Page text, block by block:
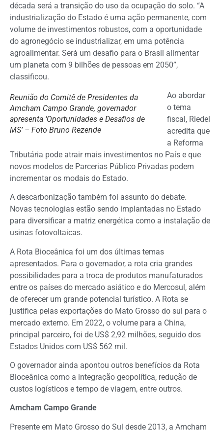
década será a transição do uso da ocupação do solo. “A
industrialização do Estado é uma ação permanente, com
volume de investimentos robustos, com a oportunidade
do agronegócio se industrializar, em uma potência
agroalimentar. Será um desafio para o Brasil alimentar
um planeta com 9 bilhões de pessoas em 2050”,
classificou.
Reunião do Comitê de Presidentes da
Amcham Campo Grande, governador
apresenta ‘Oportunidades e Desafios de
MS’ – Foto Bruno Rezende
Ao abordar
o tema
fiscal, Riedel
acredita que
a Reforma
Tributária pode atrair mais investimentos no País e que
novos modelos de Parcerias Público Privadas podem
incrementar os modais do Estado.
A descarbonização também foi assunto do debate.
Novas tecnologias estão sendo implantadas no Estado
para diversificar a matriz energética como a instalação de
usinas fotovoltaicas.
A Rota Bioceânica foi um dos últimas temas
apresentados. Para o governador, a rota cria grandes
possibilidades para a troca de produtos manufaturados
entre os países do mercado asiático e do Mercosul, além
de oferecer um grande potencial turístico. A Rota se
justifica pelas exportações do Mato Grosso do sul para o
mercado externo. Em 2022, o volume para a China,
principal parceiro, foi de US$ 2,92 milhões, seguido dos
Estados Unidos com US$ 562 mil.
O governador ainda apontou outros benefícios da Rota
Bioceânica como a integração geopolítica, redução de
custos logísticos e tempo de viagem, entre outros.
Amcham Campo Grande
Presente em Mato Grosso do Sul desde 2013, a Amcham